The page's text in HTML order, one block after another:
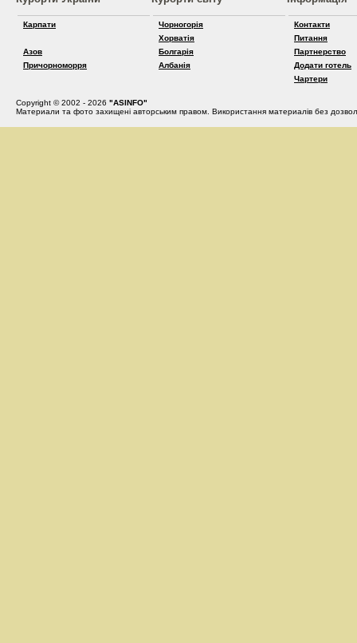
Карпати
Азов
Причорноморря
Чорногорія
Хорватія
Болгарія
Албанія
Контакти
Питання
Партнерство
Додати готель
Чартери
Copyright © 2002 - 2026 "ASINFO"
Материали та фото захищені авторським правом. Використання материалів без